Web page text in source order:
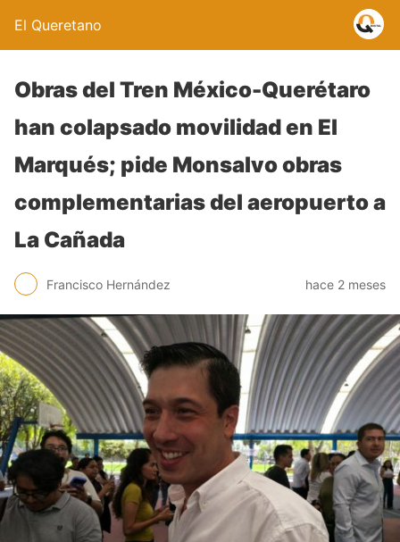
El Queretano
Obras del Tren México-Querétaro
han colapsado movilidad en El
Marqués; pide Monsalvo obras
complementarias del aeropuerto a
La Cañada
Francisco Hernández hace 2 meses